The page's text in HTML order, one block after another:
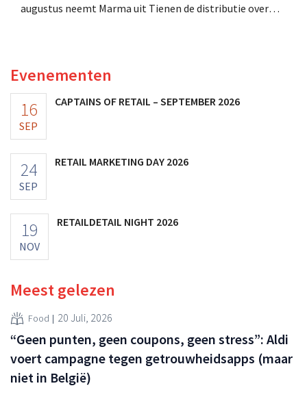
augustus neemt Marma uit Tienen de distributie over
Evenementen
16
SEP
CAPTAINS OF RETAIL – SEPTEMBER 2026
24
SEP
RETAIL MARKETING DAY 2026
19
NOV
RETAILDETAIL NIGHT 2026
Meest gelezen
Food 20 Juli, 2026
“Geen punten, geen coupons, geen stress”: Aldi
voert campagne tegen getrouwheidsapps (maar
niet in België)